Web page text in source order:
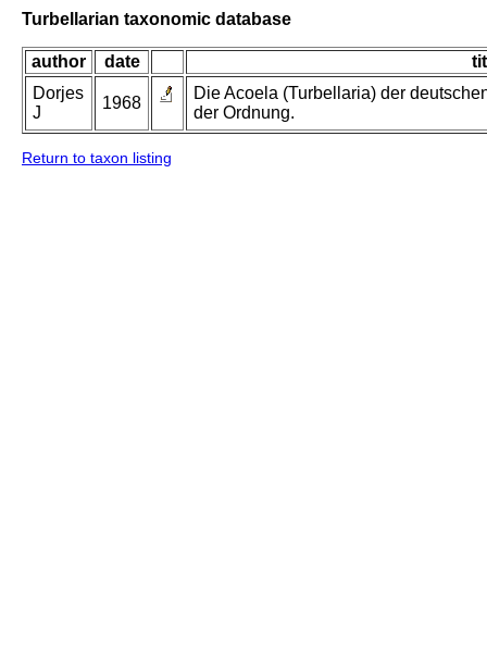
Turbellarian taxonomic database
author date
Dorjes
J
1968
Die Acoela (Turbellaria) der
der Ordnung.
Return to taxon listing